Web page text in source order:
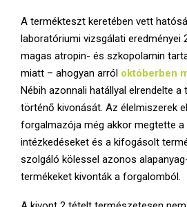
A termékteszt keretében vett
laboratóriumi vizsgálati eredményei
magas atropin- és szkopolamin
miatt – ahogyan arról októberben
Nébih azonnali hatállyal elrendelte
történő kivonását. Az élelmiszerek
forgalmazója még akkor megtette a
intézkedéseket és a kifogásolt
szolgáló kölessel azonos
termékeket kivonták a forgalomból.